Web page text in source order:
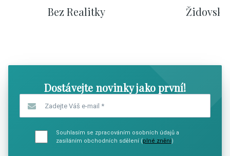
Bez Realitky
Dostávejte novinky jako první!
Souhlasím se zpracováním osobních údajů a
zasíláním obchodních sdělení (plné znění)